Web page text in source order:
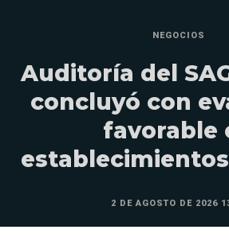
NEGOCIOS
Auditoría del
concluyó con
favorable
2 DE AGOSTO DE 2026